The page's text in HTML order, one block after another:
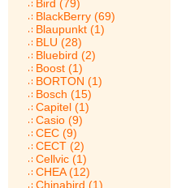
Bird (79)
BlackBerry (69)
Blaupunkt (1)
BLU (28)
Bluebird (2)
Boost (1)
BORTON (1)
Bosch (15)
Capitel (1)
Casio (9)
CEC (9)
CECT (2)
Cellvic (1)
CHEA (12)
Chinabird (1)